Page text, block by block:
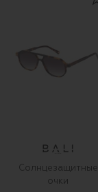
Солнцезащитные
очки